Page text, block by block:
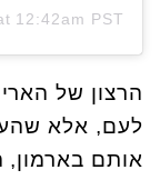
12:42am PST
הרצון של
לעם, אלא
אותם בארמון,